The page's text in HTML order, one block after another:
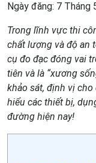
Ngày đăng: 7 Tháng
Trong lĩnh vực thi
chất lượng và độ an
cụ đo đạc đóng vai
tiên và là “xương
khảo sát, định vị
hiểu các thiết bị,
đường hiện nay!